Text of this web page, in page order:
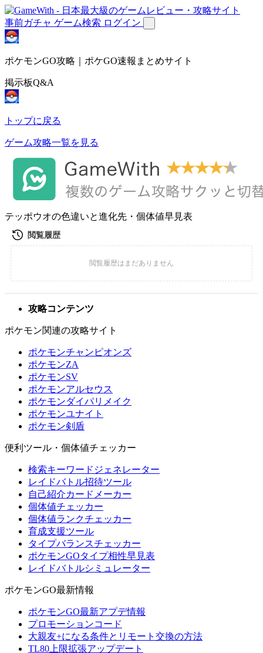
事前ガチャ ゲーム検索 ログイン
ポケモンGO攻略｜ポケGO速報まとめサイト
掲示板Q&A
トップに戻る
ゲーム攻略一覧を見る
テッポウオの色違いと進化先・個体値早見表
攻略コンテンツ
ポケモン関連の攻略サイト
ポケモンチャンピオンズ
ポケモンZA
ポケモンSV
ポケモンアルセウス
ポケモンダイパリメイク
ポケモンユナイト
ポケモン剣盾
便利ツール・個体値チェッカー
検索キーワードジェネレーター
レイドバトル招待ツール
自己紹介カードメーカー
個体値チェッカー
個体値ランクチェッカー
育成支援ツール
タイプバランスチェッカー
ポケモンGOタイプ相性早見表
レイドバトルシミュレーター
ポケモンGO最新情報
ポケモンGO最新アプデ情報
プロモーションコード
大親友+になる条件とリモート交換の方法
TL80上限拡張アップデート